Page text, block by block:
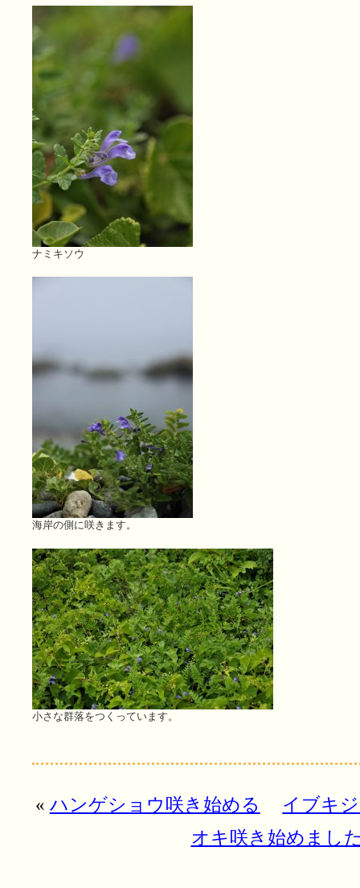
ナミキソウ
海岸の側に咲きます。
小さな群落をつくっています。
« ハンゲショウ咲き始める
イブキ
オキ咲き始めまし